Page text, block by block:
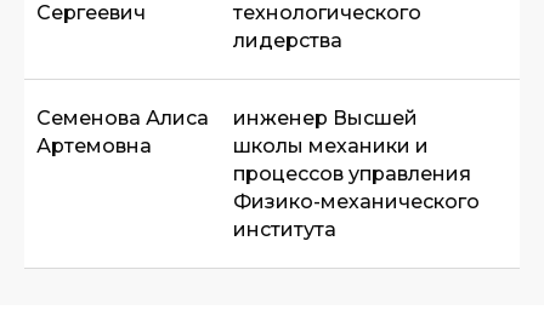
Сергеевич
технологического
лидерства
Семенова Алиса
Артемовна
инженер Высшей
школы механики и
процессов управления
Физико-механического
института